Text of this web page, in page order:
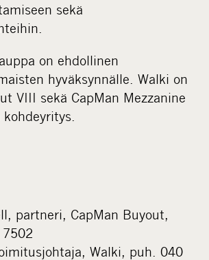
sekä
on ehdollinen
hyväksynnälle. Walki on
VIII sekä CapMan Mezzanine
partneri, CapMan Buyout,
Walki, puh. 040